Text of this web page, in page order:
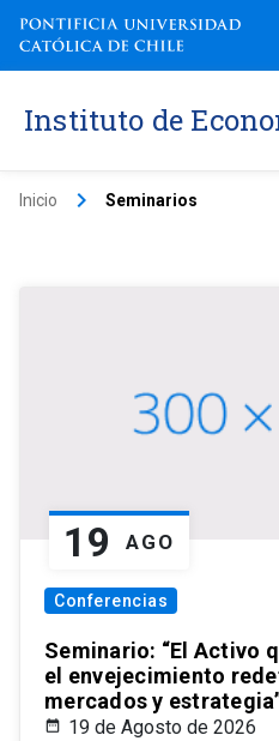
Instituto de
Inicio keyboard_arrow_right Seminarios
19 AGO
Conferencias
Seminario: “El Activo
el envejecimiento
mercados y
19 de Agosto de 2026